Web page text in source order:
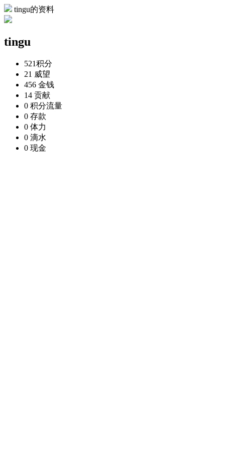
tingu的资料
tingu
521积分
21 威望
456 金钱
14 贡献
0 积分流量
0 存款
0 体力
0 滴水
0 现金